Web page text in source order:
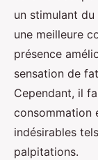
un stimulant
une meilleure
présence
sensation de
Cependant, il
consommation
indésirables
palpitations.